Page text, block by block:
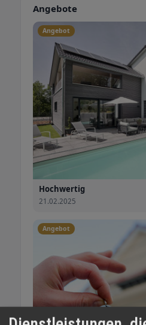
Angebote
Angebot
Hochwertig
21.02.2025
Angebot